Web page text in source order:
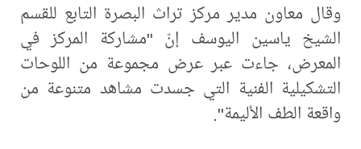
وقال معاون مدير مركز تراث البصرة التابع للقسم
الشيخ ياسين اليوسف إنّ "مشاركة المركز في
المعرض، جاءت عبر عرض مجموعة من اللوحات
التشكيلية الفنية التي جسدت مشاهد متنوعة من
واقعة الطف الأليمة".